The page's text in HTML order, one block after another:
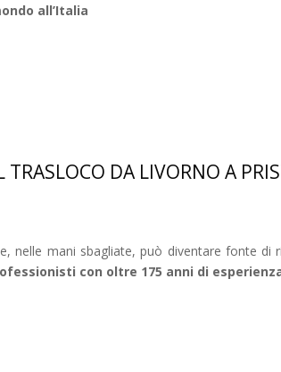
all’Italia
TRASLOCO DA LIVORNO A
nelle mani sbagliate, può diventare fonte
con oltre 175 anni di